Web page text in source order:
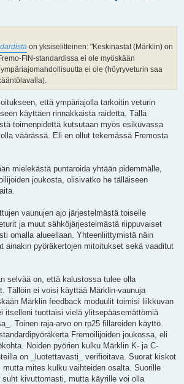
on yksiselitteinen: "Keskinastat (Märklin) on
FIN-standardissa ei ole myöskään
ei ole (höyryveturin saa
että ympäriajolla tarkoitin veturin
käyttäen rinnakkaista raidetta. Tällä
toimenpidettä kutsutaan myös esikuvassa
väärässä. Eli en ollut tekemässä Fremosta
mielekästä puntaroida yhtään pidemmälle,
joukosta, olisivatko he tälläiseen
vaunujen ajo järjestelmästä toiselle
ja muut sähköjärjestelmästä riippuvaiset
omalla alueellaan. Yhteenliittymistä näin
ainakin pyöräkertojen mitoitukset sekä vaaditut
selvää on, että kalustossa tulee olla
Tällöin ei voisi käyttää Märklin-vaunuja
Märklin feedback moduulit toimisi liikkuvan
itselleni tuottaisi vielä ylitsepääsemättömiä
Toinen raja-arvo on rp25 fillareiden käyttö.
Fremoilijoiden joukossa, eli
Noiden pyörien kulku Märklin K- ja C-
on _luotettavasti_ verifioitava. Suorat kiskot
mutta mites kulku vaihteiden osalta. Suorille
suht kivuttomasti, mutta käyrille voi olla